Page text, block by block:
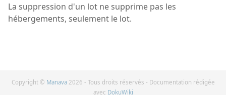
La suppression d'un lot ne supprime pas les
hébergements, seulement le lot.
Copyright © Manava2026 - Tous droits réservés - Documentation rédigée
avec DokuWiki